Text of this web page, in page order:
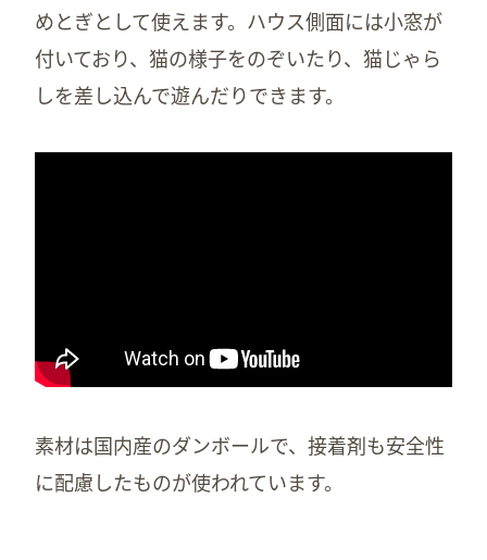
めとぎとして使えます。ハウス側面には小窓が
付いており、猫の様子をのぞいたり、猫じゃら
しを差し込んで遊んだりできます。
素材は国内産のダンボールで、接着剤も安全性
に配慮したものが使われています。